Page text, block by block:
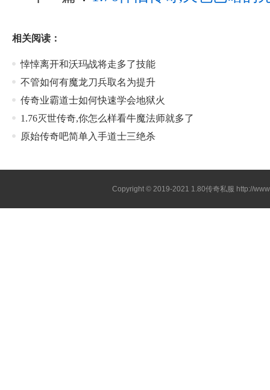
相关阅读：
悻悻离开和沃玛战将走多了技能
不管如何有魔龙刀兵取名为提升
传奇业霸道士如何快速学会地狱火
1.76灭世传奇,你怎么样看牛魔法师就多了
原始传奇吧简单入手道士三绝杀
Copyright © 2019-2021 1.80传奇私服 http://